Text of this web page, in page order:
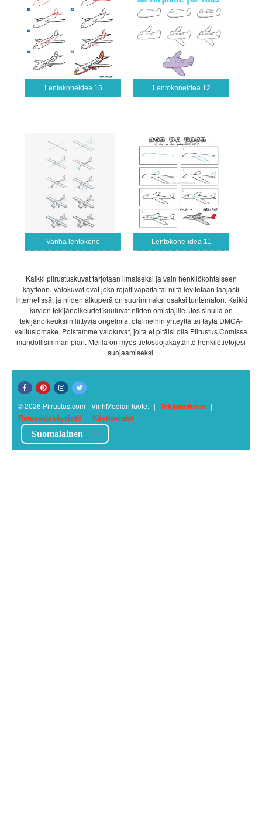
Lentokoneidea 15 Lentokoneidea 12
Vanha lentokone Lentokone-idea 11
Kaikki piirustuskuvat tarjotaan ilmaiseksi ja vain henkilökohtaiseen
käyttöön. Valokuvat ovat joko rojaltivapaita tai niitä levitetään laajasti
Internetissä, ja niiden alkuperä on suurimmaksi osaksi tuntematon. Kaikki
kuvien tekijänoikeudet kuuluvat niiden omistajille. Jos sinulla on
tekijänoikeuksiin liittyviä ongelmia, ota meihin yhteyttä tai täytä DMCA-
valituslomake. Poistamme valokuvat, joita ei pitäisi olla Piirustus.Comissa
mahdollisimman pian. Meillä on myös tietosuojakäytäntö henkilötietojesi
suojaamiseksi.
© 2026 Piirustus.com - VinhMedian tuote. | Tekijänoikeus |
Tietosuojakäytäntö | Käyttöehdot
Suomalainen